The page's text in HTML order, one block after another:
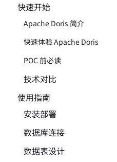
快速开始
Apache Doris 简介
快速体验 Apache Doris
POC 前必读
技术对比
使用指南
安装部署
数据库连接
数据表设计